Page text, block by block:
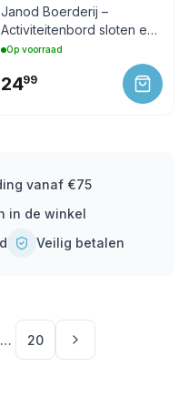
Janod Boerderij –
Activiteitenbord sloten en
grendels
Op voorraad
2499
vanaf €75
in de winkel
Veilig betalen
… 20